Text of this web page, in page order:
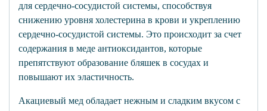
для сердечно-сосудистой системы, способствуя
снижению уровня холестерина в крови и укреплению
сердечно-сосудистой системы. Это происходит за счет
содержания в меде антиоксидантов, которые
препятствуют образование бляшек в сосудах и
повышают их эластичность.
Акациевый мед обладает нежным и сладким вкусом с